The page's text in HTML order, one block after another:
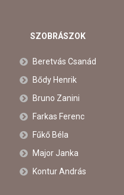
SZOBRÁSZOK
Beretvás Csanád
Bődy Henrik
Bruno Zanini
Farkas Ferenc
Fűkő Béla
Major Janka
Kontur András